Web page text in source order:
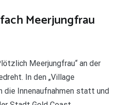
Meerjungfrau
Meerjungfrau“ an der
In den „Village
die Innenaufnahmen statt und